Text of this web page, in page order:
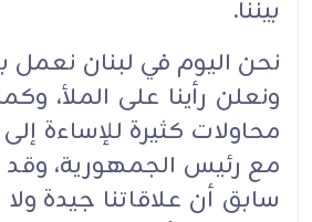
بيننا.
نحن اليوم في لبنان نعمل
ونعلن رأينا على الملأ،
محاولات كثيرة للإساءة
مع رئيس الجمهورية،
سابق أن علاقاتنا جيدة